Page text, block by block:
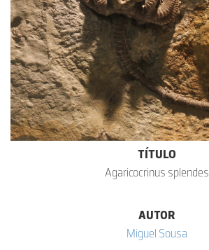
TÍTULO
Agaricocrinus splendes
AUTOR
Miguel Sousa